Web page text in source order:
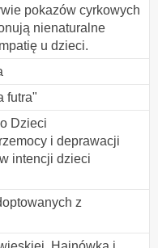
pokazów cyrkowych
nienaturalne
u dzieci.
futra"
Dzieci
i deprawacji
intencji dzieci
z